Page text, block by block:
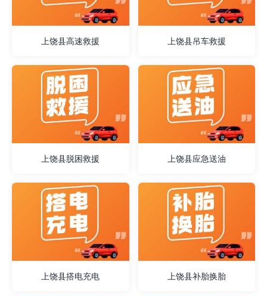
上饶县高速救援 上饶县吊车救援
上饶县脱困救援 上饶县应急送油
上饶县搭电充电 上饶县补胎换胎